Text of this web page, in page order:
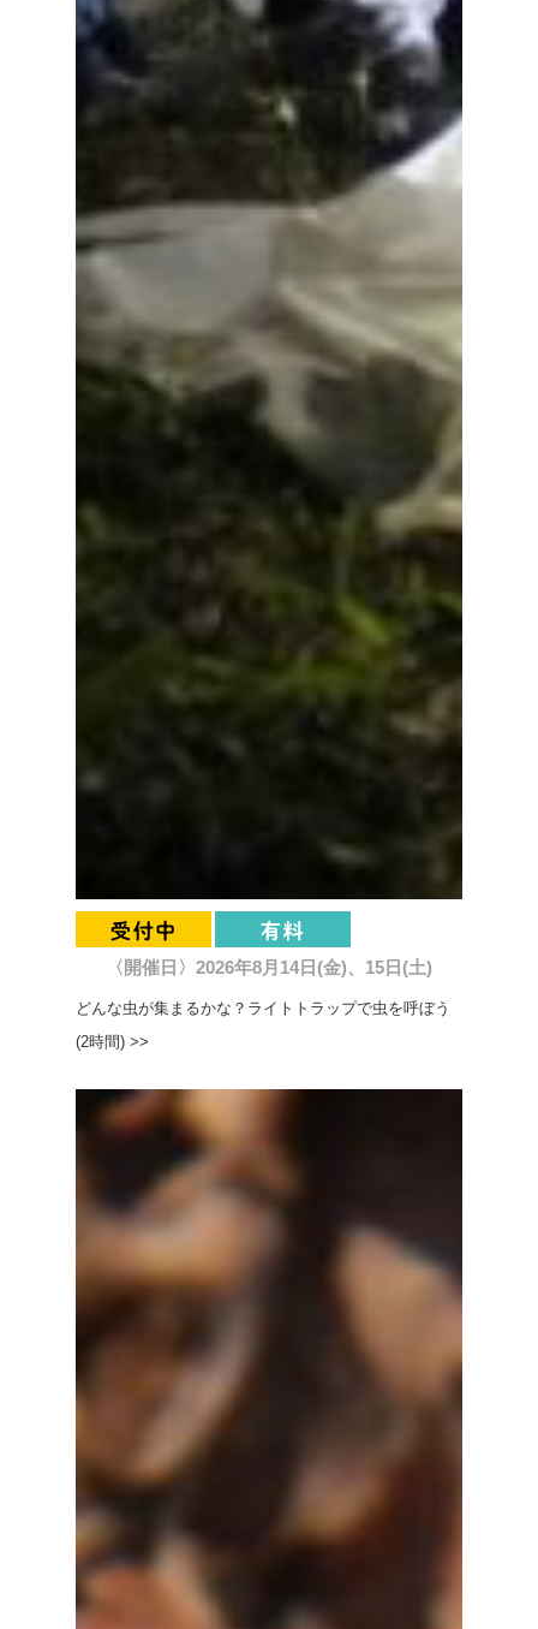
〈開催日〉2026年8月14日(金)、15日(土)
どんな虫が集まるかな？ライトトラップで虫を呼ぼう
(2時間) >>